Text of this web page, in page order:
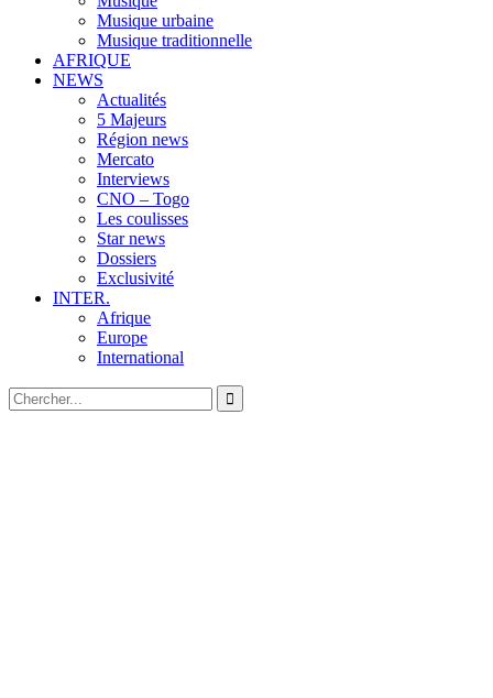
Musique urbaine
Musique traditionnelle
AFRIQUE
NEWS
Actualités
5 Majeurs
Région news
Mercato
Interviews
CNO – Togo
Les coulisses
Star news
Dossiers
Exclusivité
INTER.
Afrique
Europe
International